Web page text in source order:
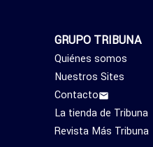
GRUPO TRIBUNA
Quiénes somos
Nuestros Sites
Contacto
La tienda de Tribuna
Revista Más Tribuna